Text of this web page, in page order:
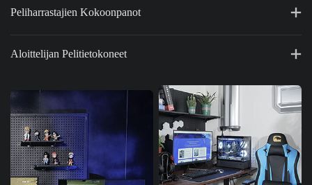
Peliharrastajien Kokoonpanot
Aloittelijan Pelitietokoneet